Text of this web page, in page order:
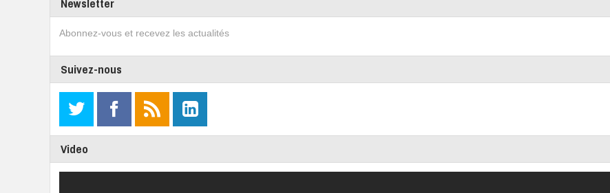
Abonnez-vous et recevez les actualités
Suivez-nous
Video